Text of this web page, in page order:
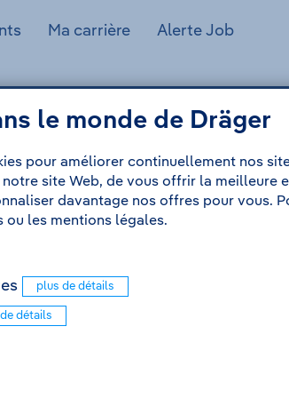
(actuel)
Ma carrière Alerte Job
und Entwicklung – Entwicklung
le monde de Dräger
pour améliorer continuellement nos
site Web, de vous offrir la meilleure
davantage nos offres pour vous.
ou les mentions légales.